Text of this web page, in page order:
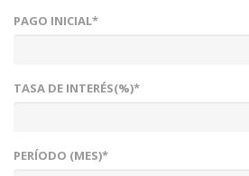
PAGO INICIAL*
TASA DE INTERÉS(%)*
PERÍODO (MES)*